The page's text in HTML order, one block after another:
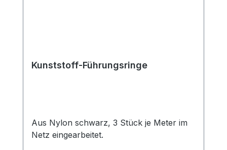
Kunststoff-Führungsringe
Aus Nylon schwarz, 3 Stück je Meter im
Netz eingearbeitet.